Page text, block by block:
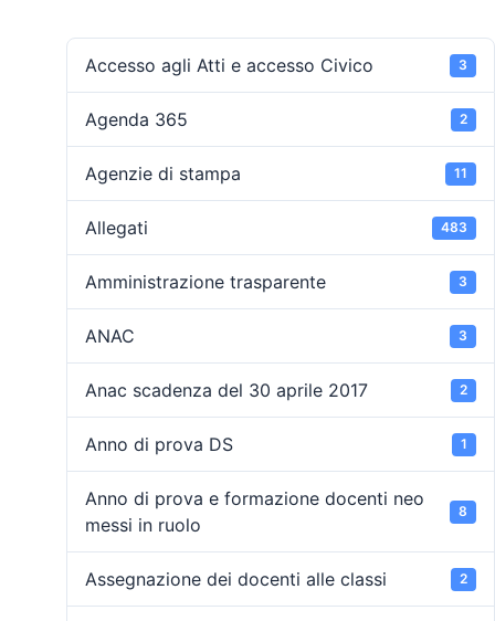
Accesso agli Atti e accesso Civico 3
Agenda 365 2
Agenzie di stampa 11
Allegati 483
Amministrazione trasparente 3
ANAC 3
Anac scadenza del 30 aprile 2017 2
Anno di prova DS 1
Anno di prova e formazione docenti neo
messi in ruolo
8
Assegnazione dei docenti alle classi 2